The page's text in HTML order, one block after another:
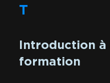
T
Introduction à
formation